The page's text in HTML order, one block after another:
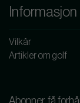
Informasjon
Vilkår
Artikler om golf
Abonner, få